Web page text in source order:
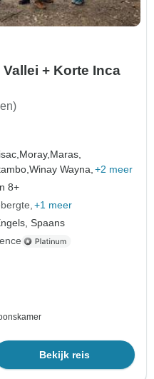
+ Korte Inca
Moray, Maras,
Winay Wayna, +2 meer
8+
+1 meer
Spaans
Bekijk reis